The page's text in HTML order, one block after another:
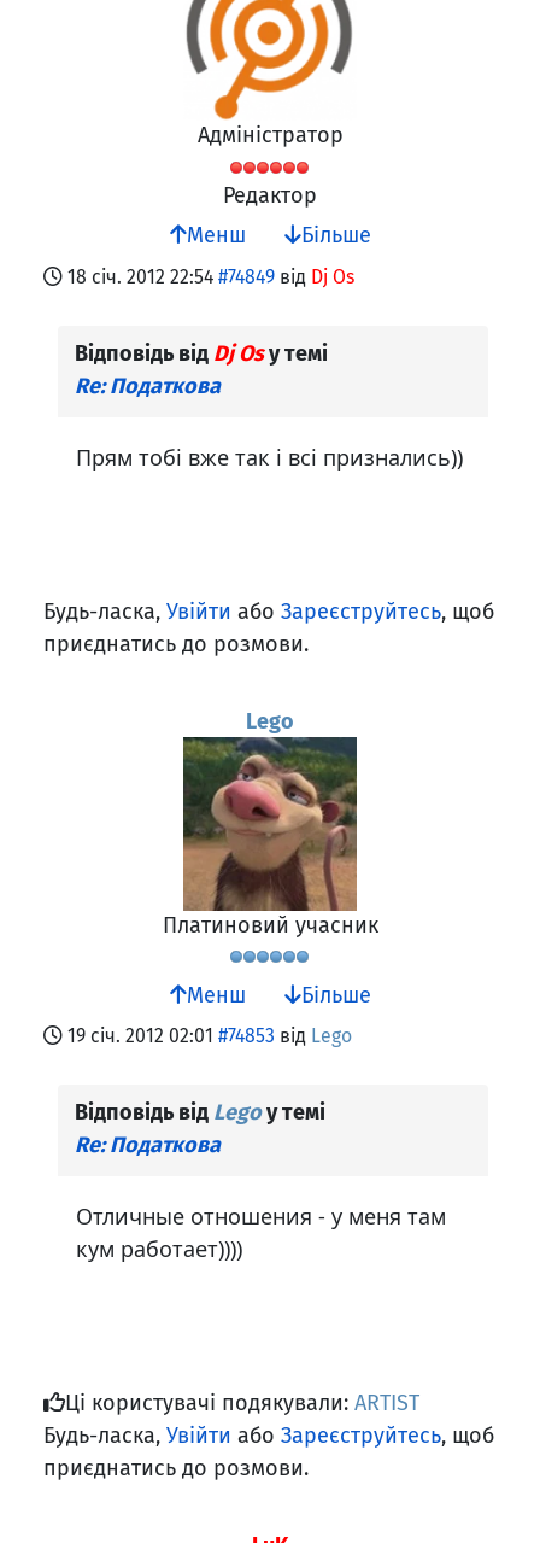
Адміністратор
Редактор
Менш
Більше
18 січ. 2012 22:54 #74849 від Dj Os
Відповідь від Dj Osу темі
Re: Податкова
Прям тобі вже так і всі признались))
Будь-ласка, Увійти або Зареєструйтесь, щоб
приєднатись до розмови.
Lego
Платиновий учасник
Менш Більше
19 січ. 2012 02:01 #74853 від Lego
Відповідь від Legoу темі
Re: Податкова
Отличные отношения - у меня там
кум работает))))
Ці користувачі подякували: ARTIST
Будь-ласка, Увійти або Зареєструйтесь, щоб
приєднатись до розмови.